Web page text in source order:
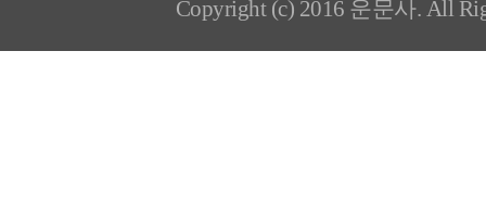
Copyright (c) 2016 운문사. All